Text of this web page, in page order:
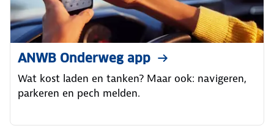
ANWB Onderweg app
Wat kost laden en tanken? Maar ook: navigeren,
parkeren en pech melden.